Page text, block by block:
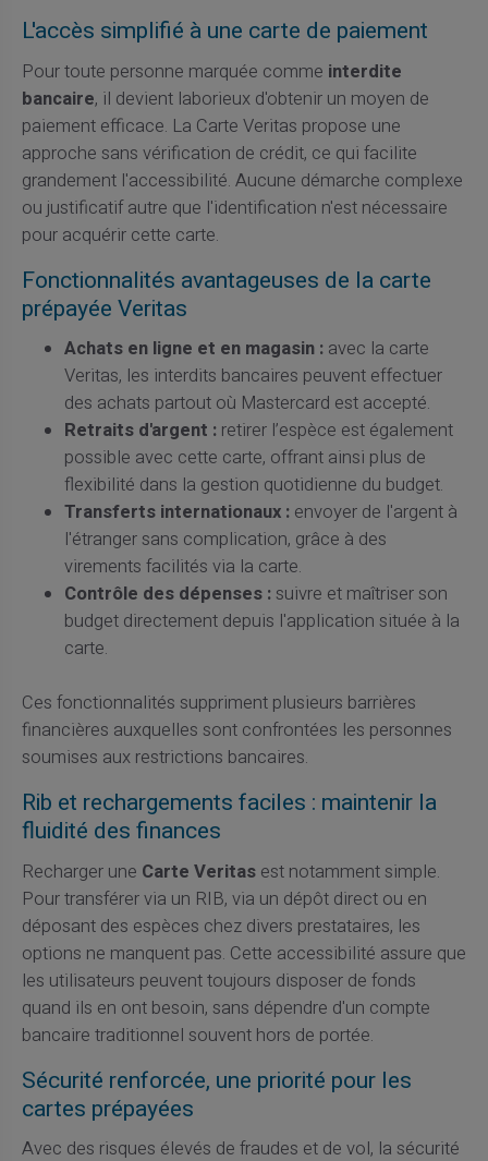
L'accès simplifié à une carte de paiement
Pour toute personne marquée comme interdite
bancaire, il devient laborieux d'obtenir un moyen de
paiement efficace. La Carte Veritas propose une
approche sans vérification de crédit, ce qui facilite
grandement l'accessibilité. Aucune démarche complexe
ou justificatif autre que l'identification n'est nécessaire
pour acquérir cette carte.
Fonctionnalités avantageuses de la carte
prépayée Veritas
Achats en ligne et en magasin : avec la carte
Veritas, les interdits bancaires peuvent effectuer
des achats partout où Mastercard est accepté.
Retraits d'argent : retirer l’espèce est également
possible avec cette carte, offrant ainsi plus de
flexibilité dans la gestion quotidienne du budget.
Transferts internationaux : envoyer de l'argent à
l'étranger sans complication, grâce à des
virements facilités via la carte.
Contrôle des dépenses : suivre et maîtriser son
budget directement depuis l'application située à la
carte.
Ces fonctionnalités suppriment plusieurs barrières
financières auxquelles sont confrontées les personnes
soumises aux restrictions bancaires.
Rib et rechargements faciles : maintenir la
fluidité des finances
Recharger une Carte Veritasest notamment simple.
Pour transférer via un RIB, via un dépôt direct ou en
déposant des espèces chez divers prestataires, les
options ne manquent pas. Cette accessibilité assure que
les utilisateurs peuvent toujours disposer de fonds
quand ils en ont besoin, sans dépendre d'un compte
bancaire traditionnel souvent hors de portée.
Sécurité renforcée, une priorité pour les
cartes prépayées
Avec des risques élevés de fraudes et de vol, la sécurité